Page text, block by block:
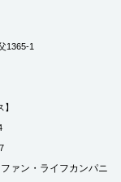
1365-1
ァン・ライフカンパニ